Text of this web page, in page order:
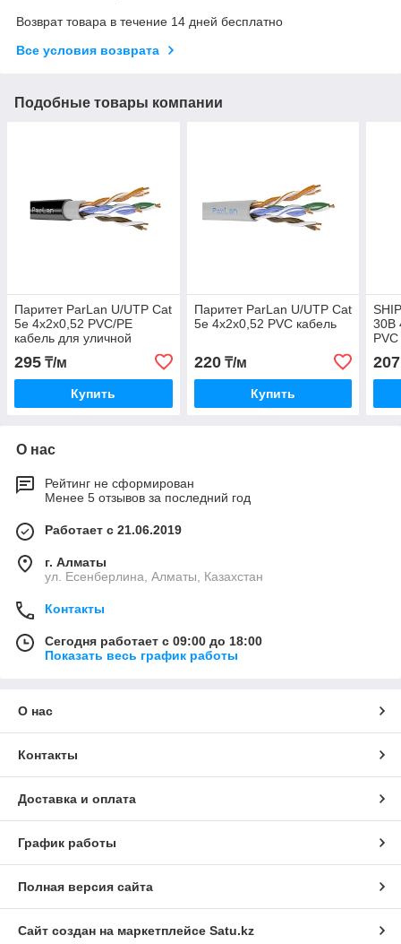
Возврат товара в течение 14 дней бесплатно
Все условия возврата
Подобные товары компании
Паритет ParLan U/UTP Cat
5e 4х2х0,52 PVC/PE
кабель для уличной
прокладки
295 ₸/м
Купить
Паритет ParLan U/UTP Cat
5e 4x2x0,52 PVC кабель
220₸/м
Купить
30В
207
О нас
Рейтинг не сформирован
Менее 5 отзывов за последний год
Работает с 21.06.2019
г. Алматы
ул. Есенберлина, Алматы, Казахстан
Контакты
Сегодня работает с 09:00 до 18:00
Показать весь график работы
О нас
Контакты
Доставка и оплата
График работы
Полная версия сайта
Сайт создан на маркетплейсе Satu.kz